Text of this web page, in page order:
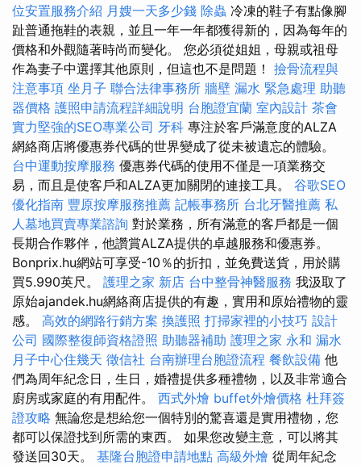
位安置服務介紹 月嫂一天多少錢 除蟲 冷凍的鞋子有點像腳
趾普通拖鞋的表親，並且一年一年都獲得新的，因為每年的
價格和外觀隨著時尚而變化。 您必須從姐姐，母親或祖母
作為妻子中選擇其他原則，但這也不是問題！ 撿骨流程與
注意事項 坐月子 聯合法律事務所 牆壁 漏水 緊急處理 助聽
器價格 護照申請流程詳細說明 台胞證宜蘭 室內設計 茶會
實力堅強的SEO專業公司 牙科 專注於客戶滿意度的ALZA
網絡商店將優惠券代碼的世界變成了從未被遺忘的體驗。
台中運動按摩服務 優惠券代碼的使用不僅是一項業務交
易，而且是使客戶和ALZA更加關閉的連接工具。 谷歌SEO
優化指南 豐原按摩服務推薦 記帳事務所 台北牙醫推薦 私
人墓地買賣專業諮詢 對於業務，所有滿意的客戶都是一個
長期合作夥伴，他讚賞ALZA提供的卓越服務和優惠券。
Bonprix.hu網站可享受-10％的折扣，並免費送貨，用於購
買5.990英尺。 護理之家 新店 台中整骨神醫服務 我汲取了
原始ajandek.hu網絡商店提供的有趣，實用和原始禮物的靈
感。 高效的網路行銷方案 換護照 打掃家裡的小技巧 設計
公司 國際整復師資格證照 助聽器補助 護理之家 永和 漏水
月子中心住幾天 徵信社 台南辦理台胞證流程 餐飲設備 他
們為周年紀念日，生日，婚禮提供多種禮物，以及非常適合
廚房或家庭的有用配件。 西式外燴 buffet外燴價格 杜拜簽
證攻略 無論您是想給您一個特別的驚喜還是實用禮物，您
都可以保證找到所需的東西。 如果您改變主意，可以將其
發送回30天。 基隆台胞證申請地點 高級外燴 從周年紀念